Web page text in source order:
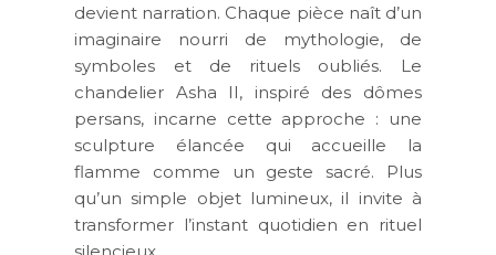
devient narration. Chaque pièce naît d’un
imaginaire nourri de mythologie, de
symboles et de rituels oubliés. Le
chandelier Asha II, inspiré des dômes
persans, incarne cette approche : une
sculpture élancée qui accueille la
flamme comme un geste sacré. Plus
qu’un simple objet lumineux, il invite à
transformer l’instant quotidien en rituel